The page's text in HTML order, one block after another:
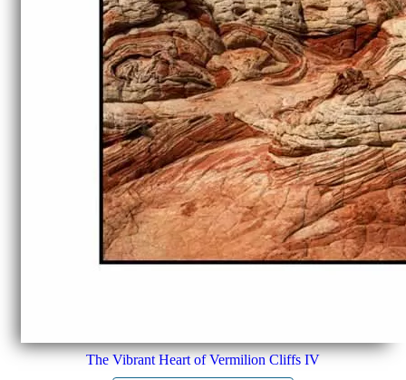
The Vibrant Heart of Vermilion Cliffs IV